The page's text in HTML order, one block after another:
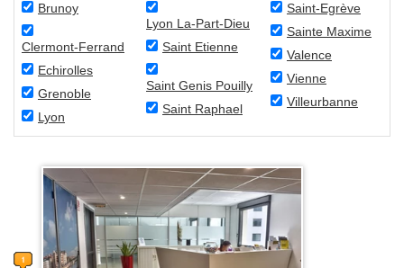
Brunoy
Clermont-Ferrand
Echirolles
Grenoble
Lyon
Lyon La-Part-Dieu
Saint Etienne
Saint Genis Pouilly
Saint Raphael
Saint-Egrève
Sainte Maxime
Valence
Vienne
Villeurbanne